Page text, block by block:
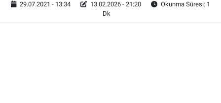
29.07.2021 - 13:34 13.02.2026 - 21:20
Okunma Süresi: 1
Dk
Tohum